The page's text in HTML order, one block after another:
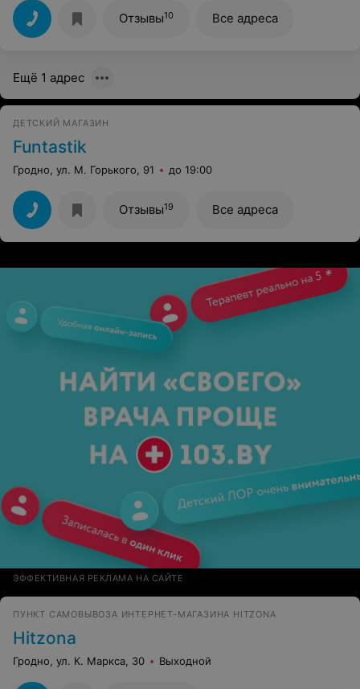
Отзывы10 Все адреса
Ещё 1 адрес
ДЕТСКИЙ МАГАЗИН
Funtastik
Гродно, ул. М. Горького, 91 до 19:00
Отзывы19 Все адреса
ЭФФЕКТИВНАЯ РЕКЛАМА НА САЙТЕ
ПУНКТ САМОВЫВОЗА ИНТЕРНЕТ-МАГАЗИНА HITZONA
Hitzona
Гродно, ул. К. Маркса, 30 Выходной